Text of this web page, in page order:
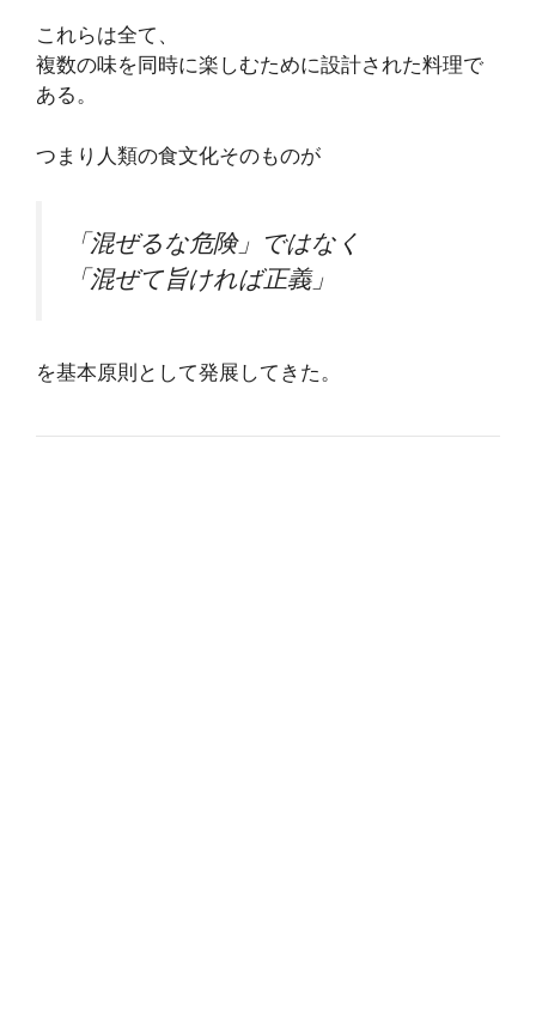
これらは全て、
複数の味を同時に楽しむために設計された料理で
ある。
つまり人類の食文化そのものが
「混ぜるな危険」ではなく
「混ぜて旨ければ正義」
を基本原則として発展してきた。